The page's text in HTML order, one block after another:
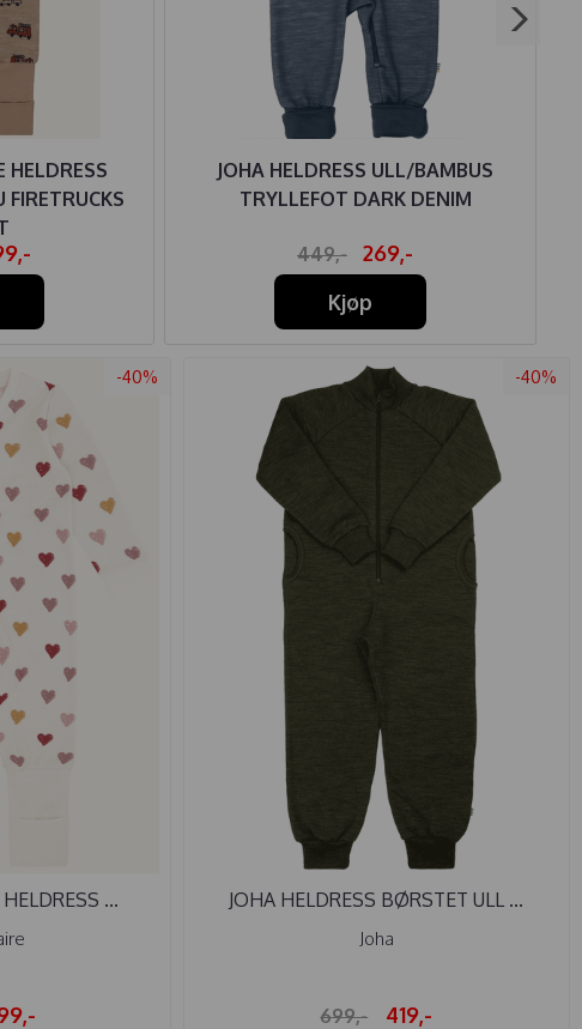
HELDRESS
JOHA HELDRESS ULL/BAMBUS
TRYLLEFOT DARK DENIM
449,-
269,-
Kjøp
-40%
...
-40%
JOHA HELDRESS BØRSTET ULL ...
Joha
699,- 419,-